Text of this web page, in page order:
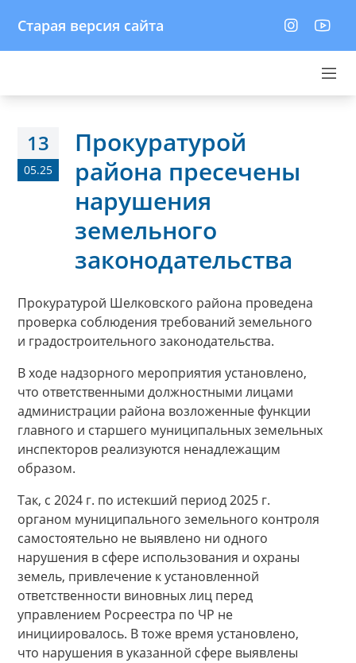
Старая версия сайта
13
05.25
Прокуратурой
района пресечены
нарушения
земельного
законодательства
Прокуратурой Шелковского района проведена
проверка соблюдения требований земельного
и градостроительного законодательства.
В ходе надзорного мероприятия установлено,
что ответственными должностными лицами
администрации района возложенные функции
главного и старшего муниципальных земельных
инспекторов реализуются ненадлежащим
образом.
Так, с 2024 г. по истекший период 2025 г.
органом муниципального земельного контроля
самостоятельно не выявлено ни одного
нарушения в сфере использования и охраны
земель, привлечение к установленной
ответственности виновных лиц перед
управлением Росреестра по ЧР не
инициировалось. В тоже время установлено,
что нарушения в указанной сфере выявлены